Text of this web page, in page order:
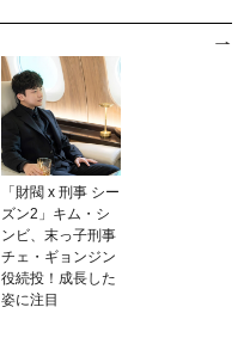
「財閥 x 刑事 シー
ズン2」キム・シ
ンビ、末っ子刑事
チェ・ギョンジン
役続投！成長した
姿に注目